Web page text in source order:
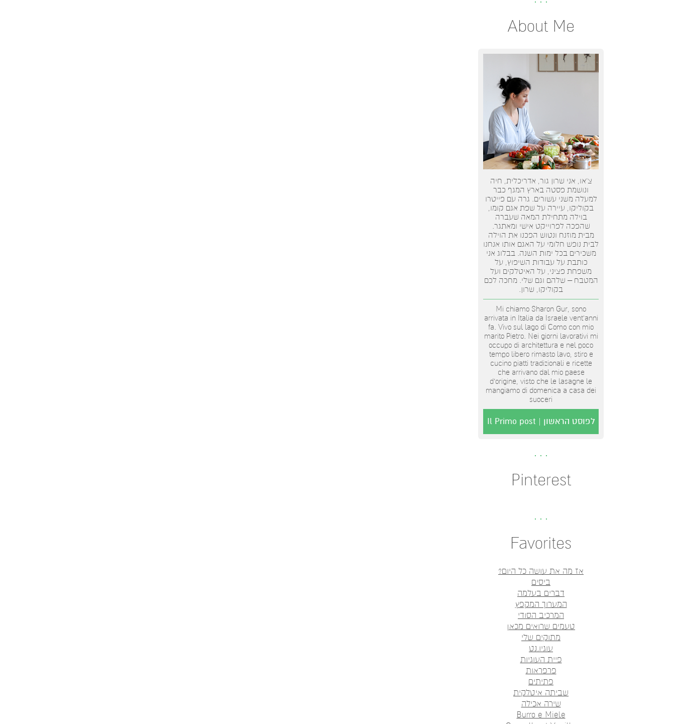
About Me
צ’או, אני שרון גור, אדריכלית, חיה
ונושמת פסטה בארץ המגף כבר
למעלה משני עשורים. גרה עם פייטרו
בקוליקו, עיירה על שפת אגם קומו,
בוילה מתחילת המאה שעברה
שהפכה לפרוייקט אישי ומאתגר.
מבית מוזנח ונטוש הפכנו את הוילה
לבית נופש חלומי על האגם אותו אנחנו
משכירים בכל ימות השנה. בבלוג אני
כותבת על עבודות השיפוץ, על
משפחת פציני, על האיטלקים ועל
המטבח – שלהם וגם שלי. מחכה לכם
בקוליקו, שרון.
Mi chiamo Sharon Gur, sono
arrivata in Italia da Israele vent'anni
fa. Vivo sul lago di Como con mio
marito Pietro. Nei giorni lavorativi mi
occupo di architettura e nel poco
tempo libero rimasto lavo, stiro e
cucino piatti tradizionali e ricette
che arrivano dal mio paese
d’origine, visto che le lasagne le
mangiamo di domenica a casa dei
suoceri
לפוסט הראשון | Il Primo post
Pinterest
Favorites
אז מה את עושה כל היום?
ביסים
דברים בעלמה
המערוך המקפץ
המרכיב הסודי
טעמים שרואים מכאן
מתוקים שלי
עוגיו.נט
פיית העוגיות
פרפראות
פתיתים
שביתה איטלקית
שירה אכילה
Burro e Miele